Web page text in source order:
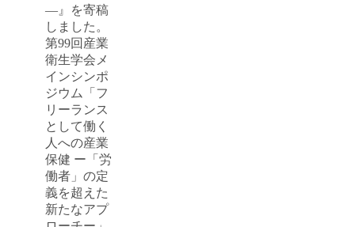
―』を寄稿
しました。
第99回産業
衛生学会メ
インシンポ
ジウム「フ
リーランス
として働く
人への産業
保健 ー「労
働者」の定
義を超えた
新たなアプ